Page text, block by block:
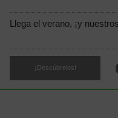
Llega el verano, ¡y
¡Descúbrelos!